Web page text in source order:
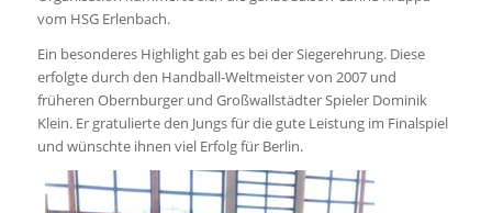
vom HSG Erlenbach.
Ein besonderes Highlight gab es bei der Siegerehrung. Diese
erfolgte durch den Handball-Weltmeister von 2007 und
früheren Obernburger und Großwallstädter Spieler Dominik
Klein. Er gratulierte den Jungs für die gute Leistung im Finalspiel
und wünschte ihnen viel Erfolg für Berlin.